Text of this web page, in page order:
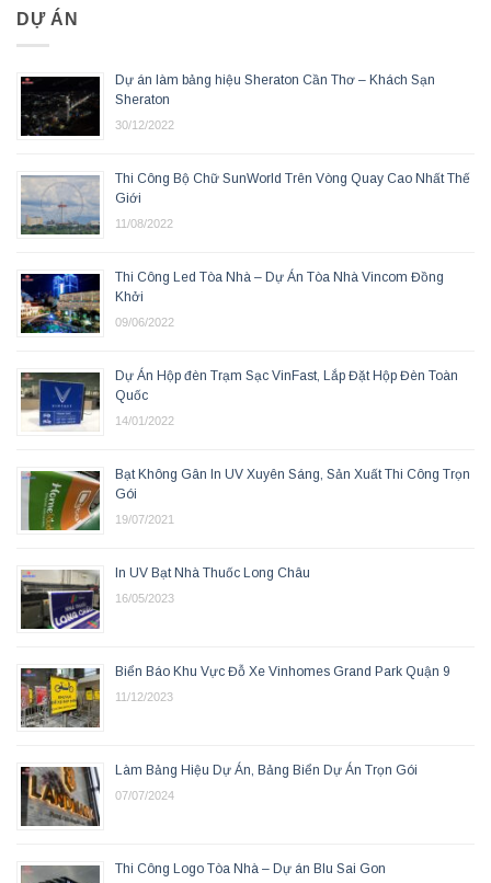
DỰ ÁN
Dự án làm bảng hiệu Sheraton Cần Thơ – Khách Sạn
Sheraton
30/12/2022
Thi Công Bộ Chữ SunWorld Trên Vòng Quay Cao Nhất Thế
Giới
11/08/2022
Thi Công Led Tòa Nhà – Dự Án Tòa Nhà Vincom Đồng
Khởi
09/06/2022
Dự Án Hộp đèn Trạm Sạc VinFast, Lắp Đặt Hộp Đèn Toàn
Quốc
14/01/2022
Bạt Không Gân In UV Xuyên Sáng, Sản Xuất Thi Công Trọn
Gói
19/07/2021
In UV Bạt Nhà Thuốc Long Châu
16/05/2023
Biển Báo Khu Vực Đỗ Xe Vinhomes Grand Park Quận 9
11/12/2023
Làm Bảng Hiệu Dự Án, Bảng Biển Dự Án Trọn Gói
07/07/2024
Thi Công Logo Tòa Nhà – Dự án Blu Sai Gon